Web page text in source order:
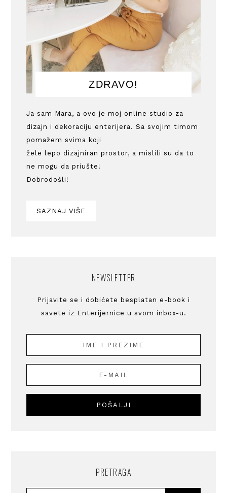
ZDRAVO!
Ja sam Mara, a ovo je moj online studio za
dizajn i dekoraciju enterijera. Sa svojim timom
pomažem svima koji
žele lepo dizajniran prostor, a mislili su da to
ne mogu da priušte!
Dobrodošli!
SAZNAJ VIŠE
NEWSLETTER
Prijavite se i dobićete besplatan e-book i
savete iz Enterijernice u svom inbox-u.
PRETRAGA